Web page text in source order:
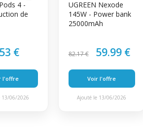
4 -
de
€
l'offre
13/06/2026
UGREEN Nexode
145W - Power bank
25000mAh
82.17 € 59.99 €
Voir l'offre
Ajouté le 13/06/2026